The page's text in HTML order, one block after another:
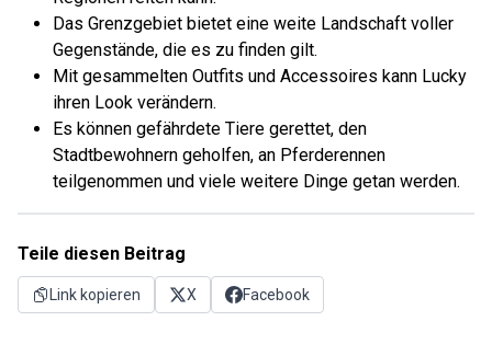
Das Grenzgebiet bietet eine weite Landschaft voller
Gegenstände, die es zu finden gilt.
Mit gesammelten Outfits und Accessoires kann Lucky
ihren Look verändern.
Es können gefährdete Tiere gerettet, den
Stadtbewohnern geholfen, an Pferderennen
teilgenommen und viele weitere Dinge getan werden.
Teile diesen Beitrag
Link kopieren X Facebook